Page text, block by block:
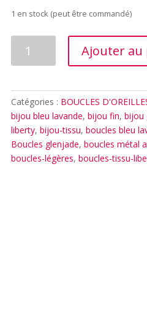
1 en stock (peut être commandé)
LAVANDE
Ajouter au
Catégories : BOUCLES
bijou bleu lavande,bijou fin,bijou
liberty,bijou-tissu,boucles bleu
Boucles glenjade,boucles métal
boucles-légères,boucles-tissu-